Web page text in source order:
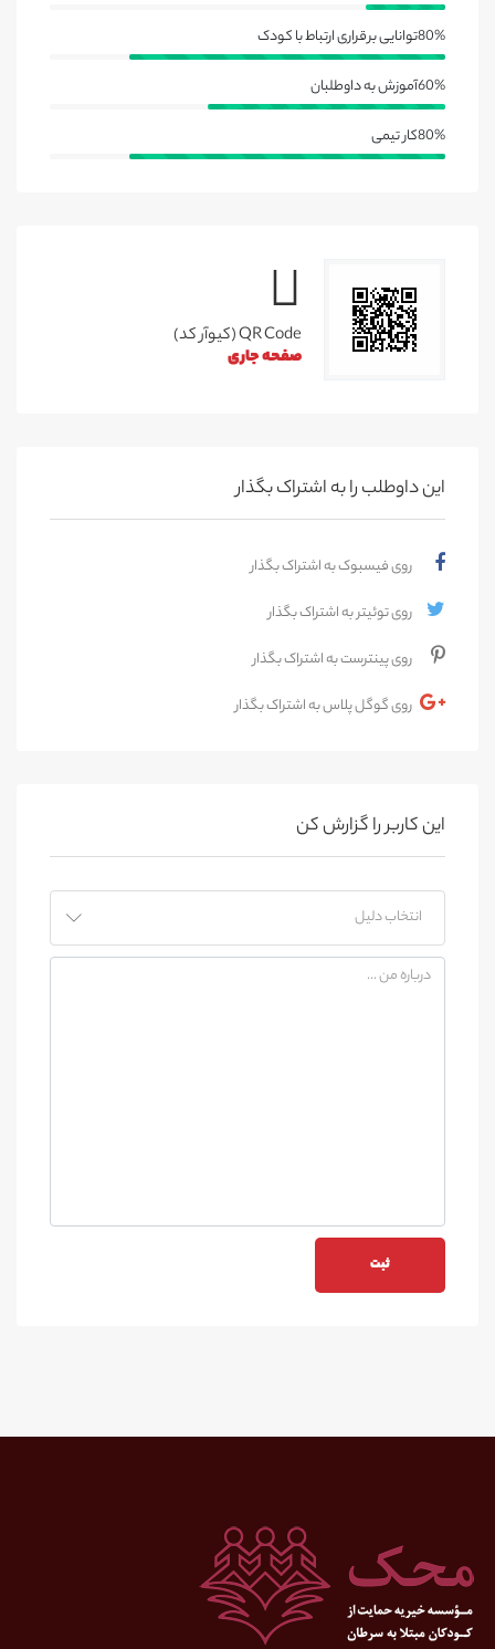
توانایی برقراری ارتباط با کودک80%
آموزش به داوطلبان60%
کار تیمی80%
QR Code (کیوآر کد)
صفحه جاری
این داوطلب را به اشتراک بگذار
روی فیسبوک به اشتراک بگذار
روی توئیتر به اشتراک بگذار
روی پینترست به اشتراک بگذار
روی گوگل پلاس به اشتراک بگذار
این کاربر را گزارش کن